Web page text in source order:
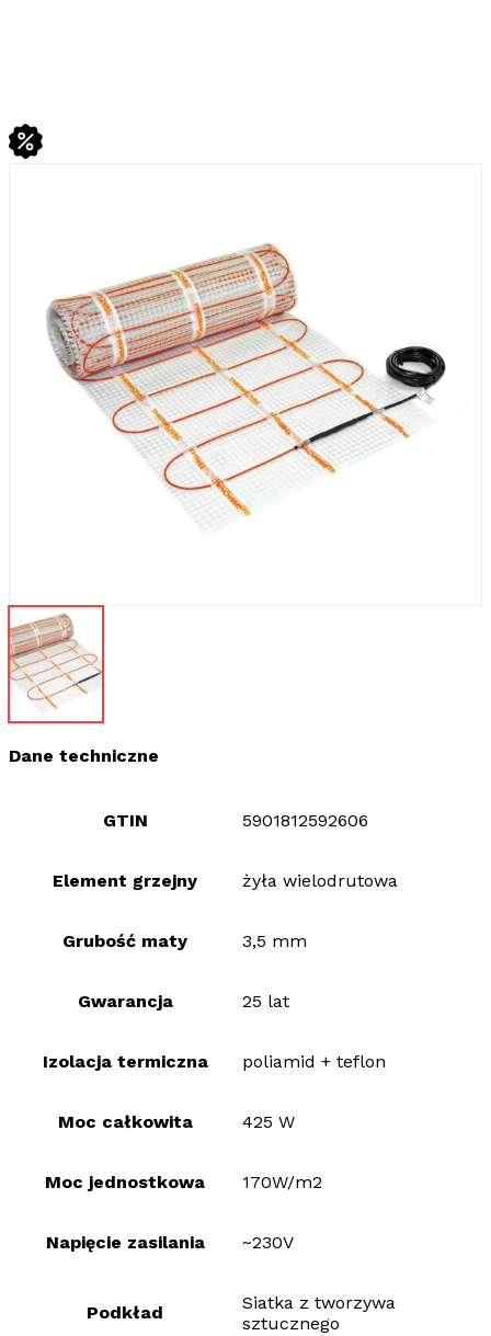
Dane techniczne
GTIN 5901812592606
Element grzejny żyła wielodrutowa
Grubość maty 3,5 mm
Gwarancja 25 lat
Izolacja termiczna poliamid + teflon
Moc całkowita 425 W
Moc jednostkowa 170W/m2
Napięcie zasilania ~230V
Podkład
Siatka z tworzywa
sztucznego